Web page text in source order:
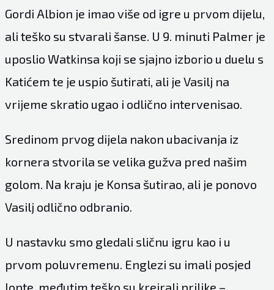
Gordi Albion je imao više od igre u prvom dijelu,
ali teško su stvarali šanse. U 9. minuti Palmer je
uposlio Watkinsa koji se sjajno izborio u duelu s
Katićem te je uspio šutirati, ali je Vasilj na
vrijeme skratio ugao i odlično intervenisao.
Sredinom prvog dijela nakon ubacivanja iz
kornera stvorila se velika gužva pred našim
golom. Na kraju je Konsa šutirao, ali je ponovo
Vasilj odlično odbranio.
U nastavku smo gledali sličnu igru kao i u
prvom poluvremenu. Englezi su imali posjed